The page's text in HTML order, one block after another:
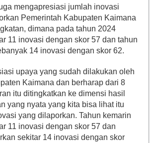
mengapresiasi jumlah inovasi
Pemerintah Kabupaten Kaimana
dimana pada tahun 2024
11 inovasi dengan skor 57 dan tahun
14 inovasi dengan skor 62.
upaya yang sudah dilakukan oleh
Kaimana dan berharap dari 8
itu ditingkatkan ke dimensi hasil
yang nyata yang kita bisa lihat itu
yang dilaporkan. Tahun kemarin
11 inovasi dengan skor 57 dan
sekitar 14 inovasi dengan skor